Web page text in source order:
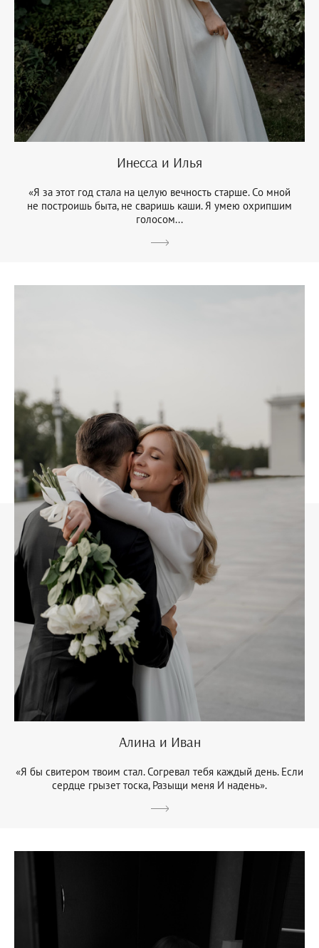
Инесса и Илья
«Я за этот год стала на целую вечность старше. Со мной
не построишь быта, не сваришь каши. Я умею охрипшим
голосом...
Алина и Иван
«Я бы свитером твоим стал. Согревал тебя каждый день. Если
сердце грызет тоска, Разыщи меня И надень».